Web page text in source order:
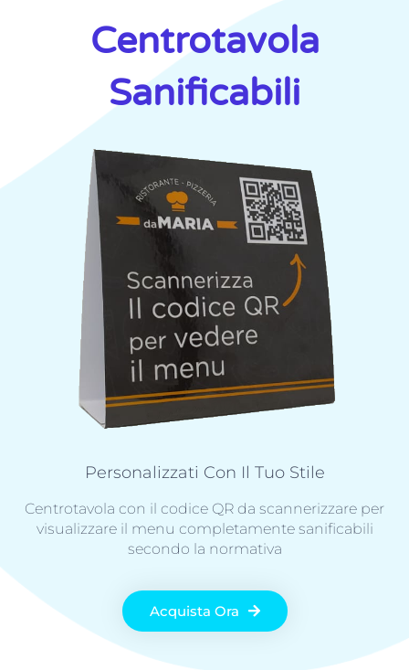
Centrotavola
Sanificabili
Personalizzati Con Il Tuo Stile
Centrotavola con il codice QR da scannerizzare per
visualizzare il menu completamente sanificabili
secondo la normativa
Acquista Ora